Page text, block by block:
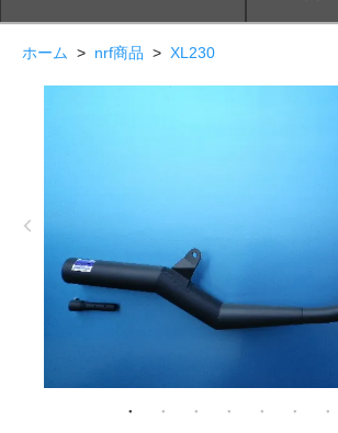
ホーム > nrf商品 > XL230